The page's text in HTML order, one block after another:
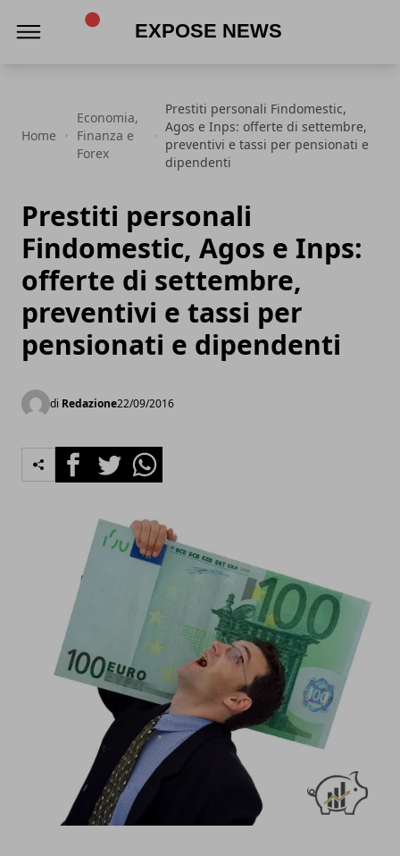
Home
Economia,
Finanza e
Forex
Prestiti personali Findomestic,
Agos e Inps: offerte di settembre,
preventivi e tassi per pensionati e
dipendenti
Prestiti personali
Findomestic, Agos e Inps:
offerte di settembre,
preventivi e tassi per
pensionati e dipendenti
di Redazione22/09/2016
FacebookTwitterWhatsapp